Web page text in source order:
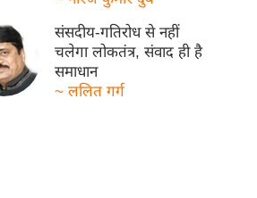
संसदीय-गतिरोध से नहीं
चलेगा लोकतंत्र, संवाद ही है
समाधान
~ ललित गर्ग